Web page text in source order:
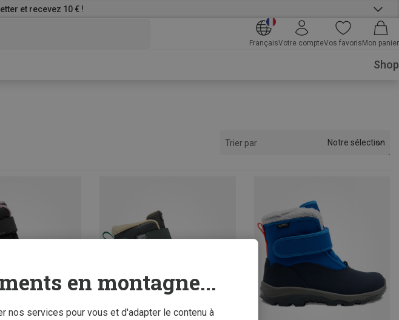
et recevez 10 € !
FrançaisVotre compteVos favoris Mon panier
Shop
Trier par Notre sélection
en montagne...
nos services pour vous et d'adapter le contenu à